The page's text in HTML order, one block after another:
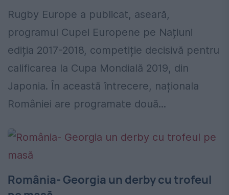
Rugby Europe a publicat, aseară,
programul Cupei Europene pe Națiuni
ediția 2017-2018, competiție decisivă pentru
calificarea la Cupa Mondială 2019, din
Japonia. În această întrecere, naționala
României are programate două...
România- Georgia un derby cu trofeul